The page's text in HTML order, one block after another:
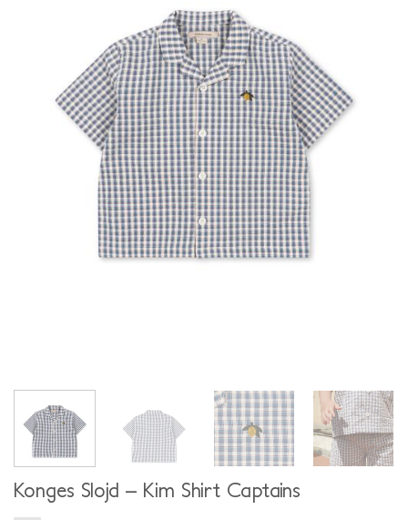
Konges Slojd – Kim Shirt Captains